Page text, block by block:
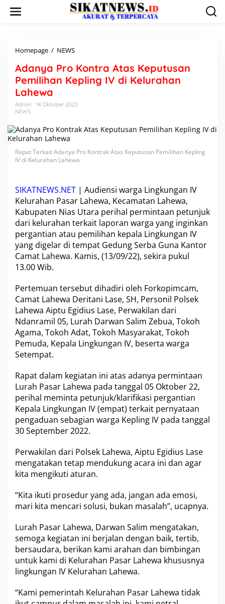
Homepage / NEWS
a
n
y
P
K
n
t
A
a
K
e
p
u
t
a
n
P
e
m
i
n
K
p
l
i
n
I
V
d
i
e
u
a
h
a
n
L
a
e
w
Adanya Pro Kontra Atas Keputusan
Pemilihan Kepling IV di Kelurahan
Lahewa
Admin
14 Oktober 2022
NEWS
Rapat Terkait Adanya Pro Kontrak Atas Keputusan Pemilihan Kepling
IV di Kelurahan Lahewa
SIKATNEWS.NET | Audiensi warga Lingkungan IV
Kelurahan Pasar Lahewa, Kecamatan Lahewa,
Kabupaten Nias Utara perihal permintaan petunjuk
dari kelurahan terkait laporan warga yang inginkan
pergantian atau pemilihan kepala Lingkungan IV
yang digelar di tempat Gedung Serba Guna Kantor
Camat Lahewa. Kamis, (13/09/22), sekira pukul
13.00 Wib.
Pertemuan tersebut dihadiri oleh Forkopimcam,
Camat Lahewa Deritani Lase, SH, Personil Polsek
Lahewa Aiptu Egidius Lase, Perwakilan dari
Ndanramil 05, Lurah Darwan Salim Zebua, Tokoh
Agama, Tokoh Adat, Tokoh Masyarakat, Tokoh
Pemuda, Kepala Lingkungan IV, beserta warga
Setempat.
Rapat dalam kegiatan ini atas adanya permintaan
Lurah Pasar Lahewa pada tanggal 05 Oktober 22,
perihal meminta petunjuk/klarifikasi pergantian
Kepala Lingkungan IV (empat) terkait pernyataan
pengaduan sebagian warga Kepling IV pada tanggal
30 September 2022.
Perwakilan dari Polsek Lahewa, Aiptu Egidius Lase
mengatakan tetap mendukung acara ini dan agar
kita mengikuti aturan.
“Kita ikuti prosedur yang ada, jangan ada emosi,
mari kita mencari solusi, bukan masalah”, ucapnya.
Lurah Pasar Lahewa, Darwan Salim mengatakan,
semoga kegiatan ini berjalan dengan baik, tertib,
bersaudara, berikan kami arahan dan bimbingan
untuk kami di Kelurahan Pasar Lahewa khususnya
lingkungan IV Kelurahan Lahewa.
“Kami pemerintah Kelurahan Pasar Lahewa tidak